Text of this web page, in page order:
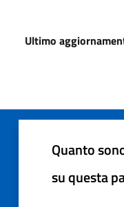
Ultimo
Quanto
su questa